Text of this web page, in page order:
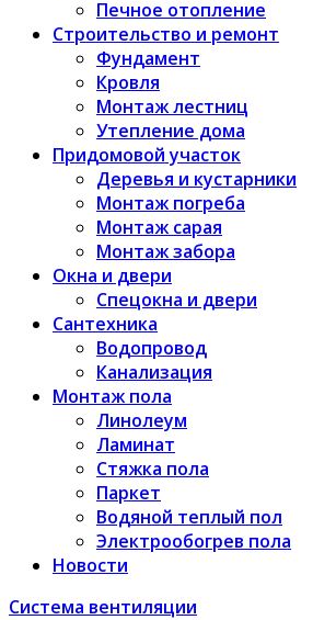
Печное отопление
Строительство и ремонт
Фундамент
Кровля
Монтаж лестниц
Утепление дома
Придомовой участок
Деревья и кустарники
Монтаж погреба
Монтаж сарая
Монтаж забора
Окна и двери
Спецокна и двери
Сантехника
Водопровод
Канализация
Монтаж пола
Линолеум
Ламинат
Стяжка пола
Паркет
Водяной теплый пол
Электрообогрев пола
Новости
Система вентиляции